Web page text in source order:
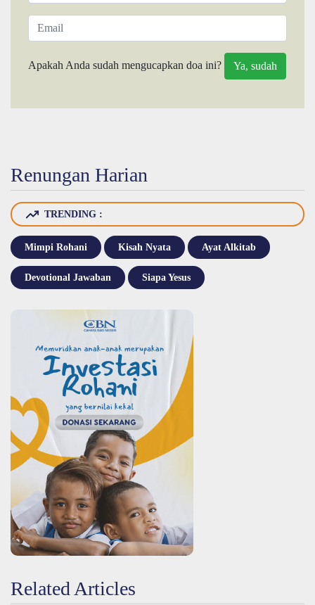
Apakah Anda sudah mengucapkan doa ini?
Renungan Harian
TRENDING :
Mimpi Rohani Kisah Nyata Ayat Alkitab
Devotional Jawaban Siapa Yesus
Related Articles